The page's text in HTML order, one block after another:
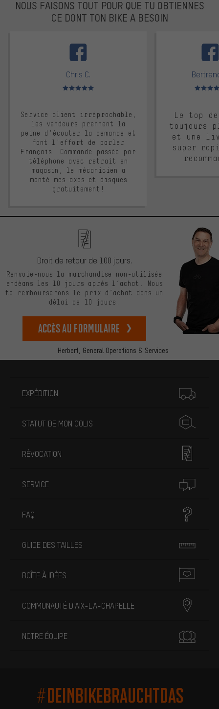
NOUS FAISONS TOUT POUR QUE TU OBTIENNES
CE DONT TON BIKE A BESOIN
Chris C.
Note moyenne : 5 sur 5
Service client irréprochable,
les vendeurs prennent la
peine d'écouter la demande et
font l'effort de parler
Français. Commande passée par
téléphone avec retrait en
magasin, le mécanicien a
monté mes axes et disques
gratuitement!
Note
Le top
toujours
et une
super
Herbert, General Operations & Services
Droit de retour de 100 jours.
Renvoie-nous la marchandise non-utilisée
endéans les 10 jours après l’achat. Nous
te rembourserons le prix d’achat dans un
délai de 10 jours.
Accès au formulaire
EXPÉDITION
STATUT DE MON COLIS
RÉVOCATION
SERVICE
FAQ
GUIDE DES TAILLES
BOÎTE À IDÉES
COMMUNAUTÉ D'AIX-LA-CHAPELLE
NOTRE ÉQUIPE
#DEINBIKEBRAUCHTDAS